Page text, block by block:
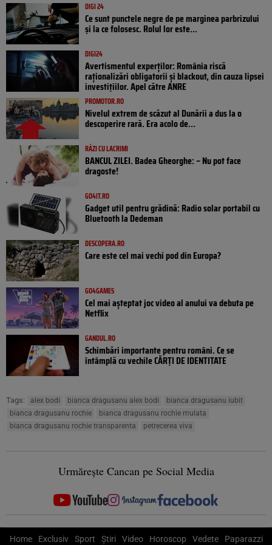
DIGI 24
Ce sunt punctele negre de pe marginea parbrizului
și la ce folosesc. Rolul lor este...
DIGI24
Avertismentul experților: România riscă
raționalizări obligatorii și blackout, din cauza lipsei
investițiilor. Apel către ANRE
PROMOTOR.RO
Nivelul extrem de scăzut al Dunării a dus la o
descoperire rară. Era acolo de...
RÂZI CU LACRIMI
BANCUL ZILEI. Badea Gheorghe: – Nu pot face
dragoste!
GO4IT.RO
Gadget util pentru grădină: Radio solar portabil cu
Bluetooth la Dedeman
DESCOPERA.RO
Care este cel mai vechi pod din Europa?
GO4GAMES
Cel mai așteptat joc video al anului va debuta pe
Netflix
GANDUL.RO
Schimbări importante pentru români. Ce se
întâmplă cu vechile CĂRȚI DE IDENTITATE
Tags: alex bodi bianca dragusanu alex bodi
bianca dragusanu iubit
bianca dragusanu rochie
bianca dragusanu rochie mulata
bianca dragusanu rochie transparenta
petrecerea viva
Urmărește Cancan pe Social Media
Home Exclusiv Sport Știri Video Horoscop Vedete Paparazzi